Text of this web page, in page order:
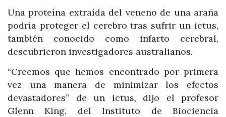
Una proteína extraída del veneno de una araña
podría proteger el cerebro tras sufrir un ictus,
también conocido como infarto cerebral,
descubrieron investigadores australianos.
“Creemos que hemos encontrado por primera
vez una manera de minimizar los efectos
devastadores” de un ictus, dijo el profesor
Glenn King, del Instituto de Biociencia